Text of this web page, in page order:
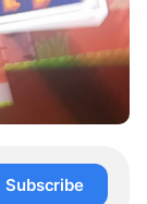
Subscribe